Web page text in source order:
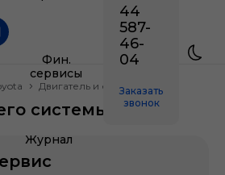
Фин.
сервисы
Журнал
44
587-
46-
04
Заказать
звонок
Двигатель и его системы
системы Toyota